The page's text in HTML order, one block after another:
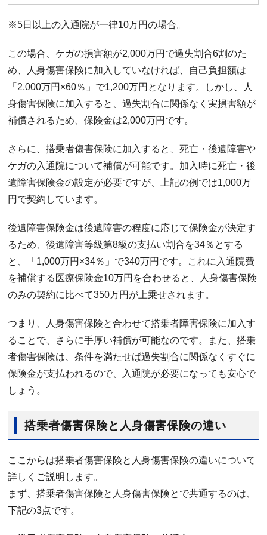
※5日以上の入通院が一律10万円の場合。
この場合、ケガの損害額が2,000万円で過失割合6割のた
め、人身傷害保険に加入していなければ、自己負担額は
「2,000万円×60％」で1,200万円となります。しかし、人
身傷害保険に加入すると、過失割合に関係なく実損害額が
補償されるため、保険金は2,000万円です。
さらに、搭乗者傷害保険に加入すると、死亡・後遺障害や
ケガの入通院について補償が可能です。加入時に死亡・後
遺障害保険金の設定が必要ですが、上記の例では1,000万
円で契約しています。
後遺障害保険金は後遺障害の程度に応じて保険金が決定す
るため、後遺障害等級第8級の支払い割合を34％とする
と、「1,000万円×34％」で340万円です。これに入通院費
を補償する医療保険金10万円を合わせると、人身傷害保険
のみの契約に比べて350万円が上乗せされます。
つまり、人身傷害保険と合わせて搭乗者障害保険に加入す
ることで、さらに手厚い補償が可能なのです。また、搭乗
者傷害保険は、条件を満たせば過失割合に関係なくすぐに
保険金が支払われるので、入通院が必要になっても安心で
しょう。
搭乗者傷害保険と人身傷害保険の違い
ここからは搭乗者傷害保険と人身傷害保険の違いについて
詳しくご説明します。
まず、搭乗者傷害保険と人身傷害保険とで共通するのは、
下記の3点です。